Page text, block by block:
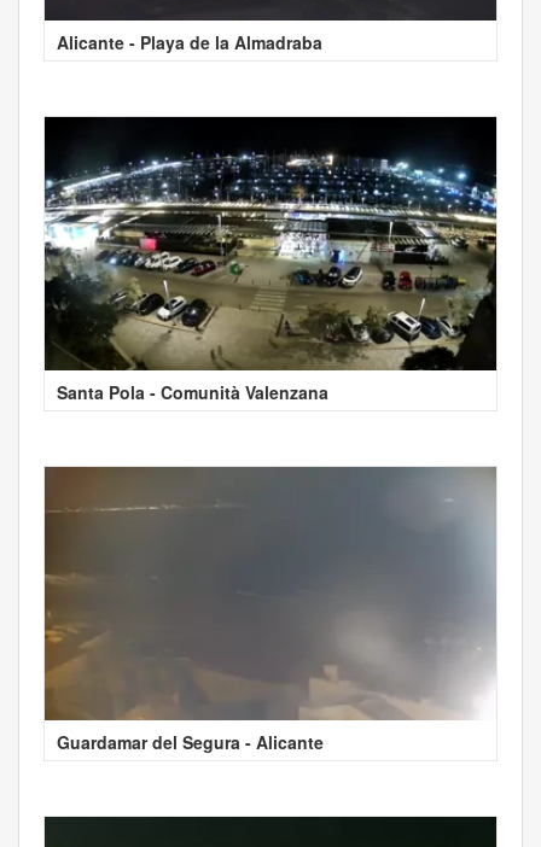
Alicante - Playa de la Almadraba
Santa Pola - Comunità Valenzana
Guardamar del Segura - Alicante